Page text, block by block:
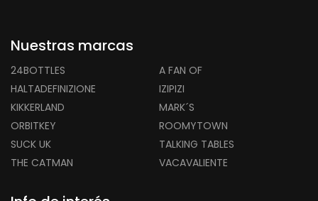
Nuestras marcas
24BOTTLES
A FAN OF
HALTADEFINIZIONE
IZIPIZI
KIKKERLAND
MARK´S
ORBITKEY
ROOMYTOWN
SUCK UK
TALKING TABLES
THE CATMAN
VACAVALIENTE